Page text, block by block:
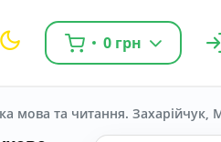
0 грн
мова та читання. Захарійчук,